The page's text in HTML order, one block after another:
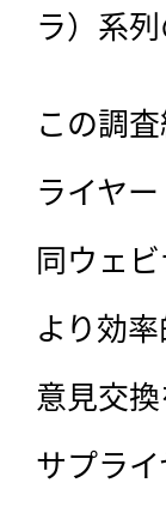
ラ）系
この調
ライヤ
同ウェ
より効
意見交
サプラ